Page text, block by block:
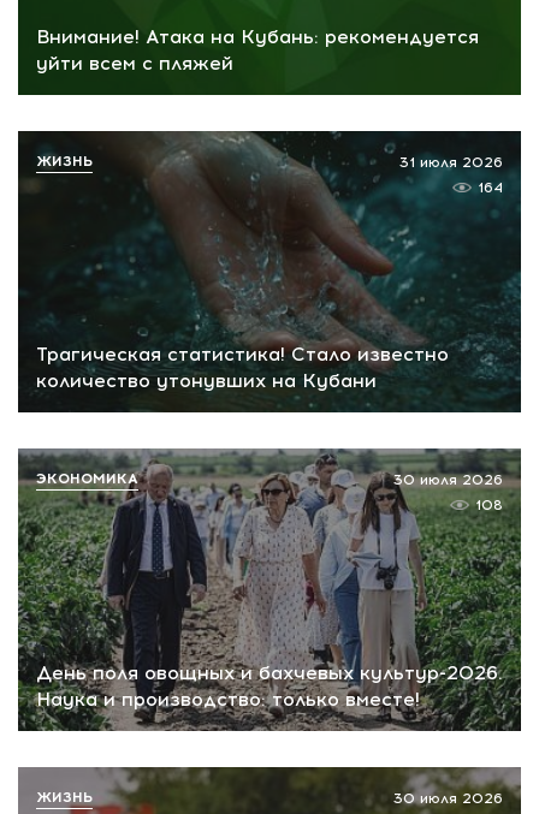
Внимание! Атака на Кубань: рекомендуется
уйти всем с пляжей
Трагическая статистика! Стало известно
количество утонувших на Кубани
31 июля 2026
164
ЖИЗНЬ
День поля овощных и бахчевых культур-2026.
Наука и производство: только вместе!
30 июля 2026
108
ЭКОНОМИКА
30 июля 2026
ЖИЗНЬ